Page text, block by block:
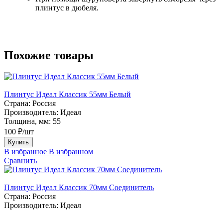
плинтус в дюбеля.
Похожие товары
Плинтус Идеал Классик 55мм Белый
Страна: Россия
Производитель: Идеал
Толщина, мм: 55
100 ₽/шт
Купить
В избранное В избранном
Сравнить
Плинтус Идеал Классик 70мм Соединитель
Страна: Россия
Производитель: Идеал